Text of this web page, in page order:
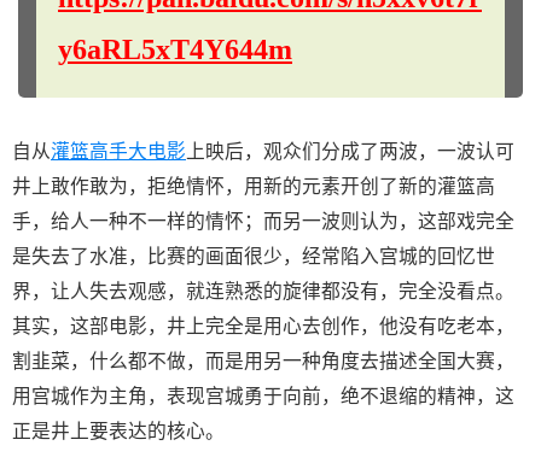
y6aRL5xT4Y644m
自从灌篮高手大电影 上映后，观众们分成了两波，一波认可
井上敢作敢为，拒绝情怀，用新的元素开创了新的灌篮高
手，给人一种不一样的情怀；而另一波则认为，这部戏完全
是失去了水准，比赛的画面很少，经常陷入宫城的回忆世
界，让人失去观感，就连熟悉的旋律都没有，完全没看点。
其实，这部电影，井上完全是用心去创作，他没有吃老本，
割韭菜，什么都不做，而是用另一种角度去描述全国大赛，
用宫城作为主角，表现宫城勇于向前，绝不退缩的精神，这
正是井上要表达的核心。